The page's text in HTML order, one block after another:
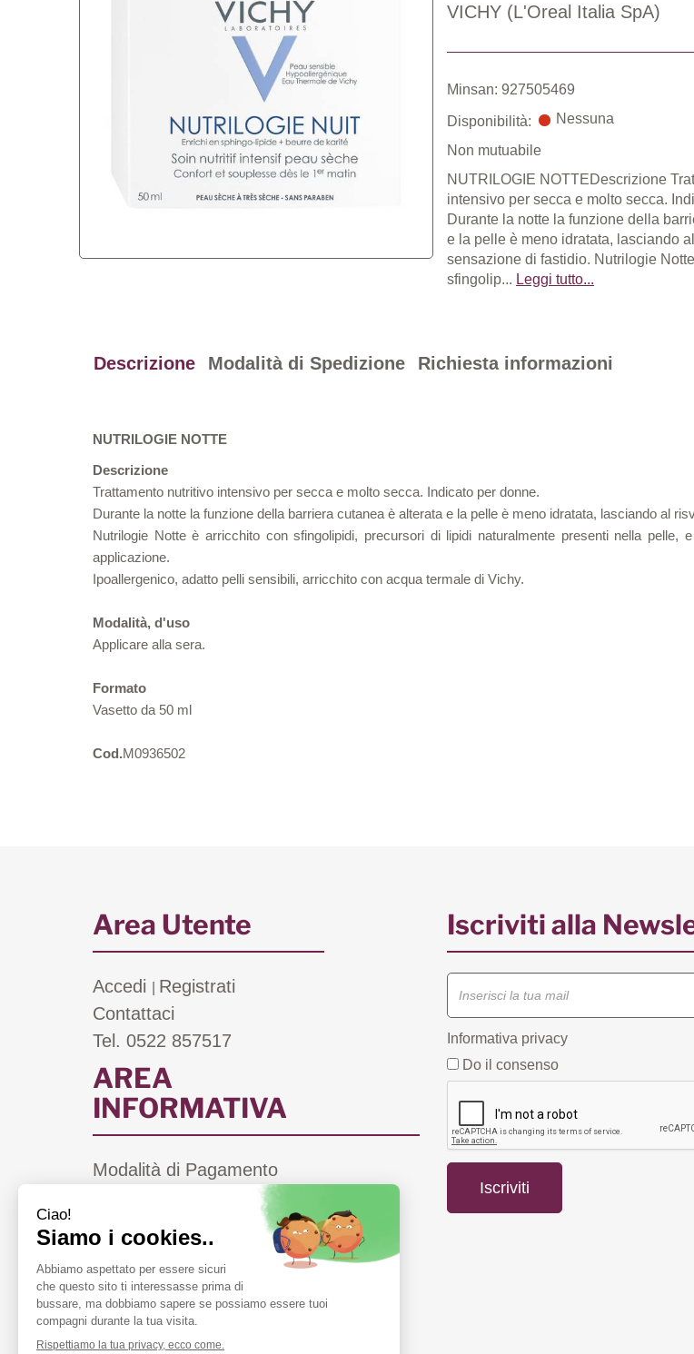
VICHY (L'Oreal Italia SpA)
Minsan: 927505469
Disponibilità: Nessuna
Non mutuabile
NUTRILOGIE NOTTEDescrizione
intensivo per secca e molto secca.
Durante la notte la funzione della
e la pelle è meno idratata, lasciando
sensazione di fastidio. Nutrilogie
sfingolip... Leggi tutto...
Descrizione Modalità di Spedizione Richiesta informazioni
NUTRILOGIE NOTTE
Descrizione
Trattamento nutritivo intensivo per secca e molto secca. Indicato per donne.
Durante la notte la funzione della barriera cutanea è alterata e la pelle è meno idratata, lasciando al
Nutrilogie Notte è arricchito con sfingolipidi, precursori di lipidi naturalmente presenti nella
applicazione.
Ipoallergenico, adatto pelli sensibili, arricchito con acqua termale di Vichy.
Modalità, d'uso
Applicare alla sera.
Formato
Vasetto da 50 ml
Cod.M0936502
Area Utente
Accedi
Registrati
Contattaci
Tel. 0522 857517
AREA
INFORMATIVA
Modalità di Pagamento
Cookie Policy
Condizioni di Vendita
Farmacie di Turno a Scandiano (RE)
Iscriviti alla
Informativa privacy
Do il consenso